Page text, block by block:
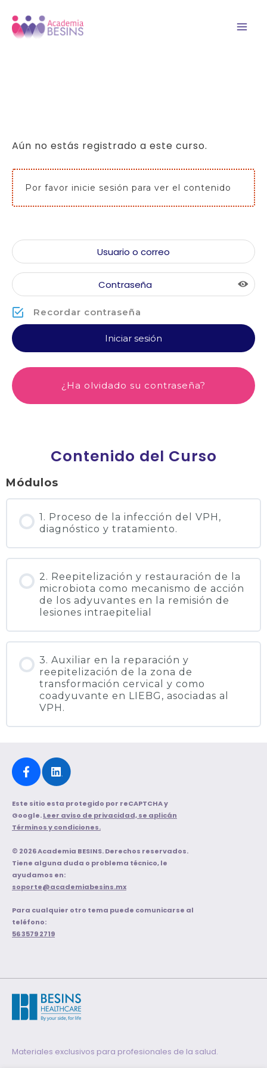
Aún no estás registrado a este curso.
Por favor inicie sesión para ver el contenido
Recordar contraseña
¿Ha olvidado su contraseña?
Contenido del Curso
Módulos
1. Proceso de la infección del VPH,
diagnóstico y tratamiento.
2. Reepitelización y restauración de la
microbiota como mecanismo de acción
de los adyuvantes en la remisión de
lesiones intraepitelial
3. Auxiliar en la reparación y
reepitelización de la zona de
transformación cervical y como
coadyuvante en LIEBG, asociadas al
VPH.
Este sitio esta protegido por reCAPTCHA y
Google.Leer aviso de privacidad, se aplicán
Términos y condiciones.
© 2026 Academia BESINS. Derechos reservados.
Tiene alguna duda o problema técnico, le
ayudamos en:
soporte@academiabesins.mx
Para cualquier otro tema puede comunicarse al
teléfono:
56 3579 2719
Materiales exclusivos para profesionales de la salud.